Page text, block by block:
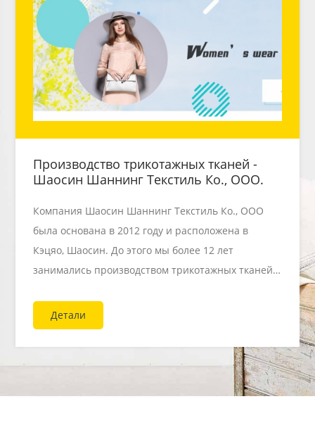
Производство трикотажных тканей -
Шаосин Шаннинг Текстиль Ко., ООО.
Компания Шаосин Шаннинг Текстиль Ко., ООО
была основана в 2012 году и расположена в
Кэцяо, Шаосин. До этого мы более 12 лет
занимались производством трикотажных тканей
Шаннинг Текстиль специализируется на
трикотажной фабрикой, способной производить 1
500 000 кг необработанной ткани в год. Высокое
качество производимой продукции всегда было
Детали